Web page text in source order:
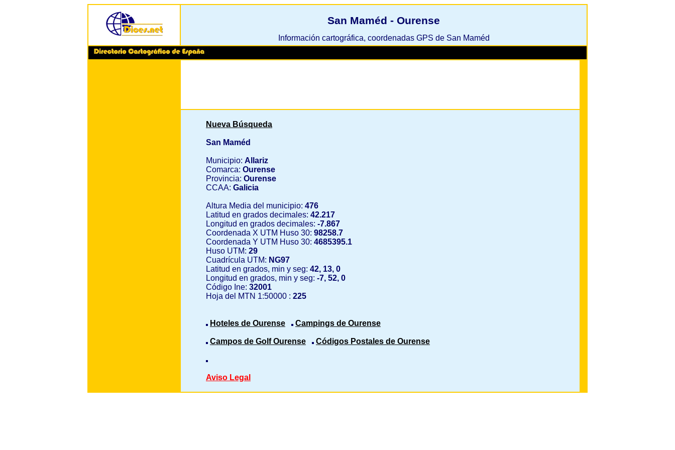
San Maméd - Ourense
Información cartográfica, coordenadas GPS de San Maméd
Nueva Búsqueda
San Maméd
Municipio: Allariz
Comarca: Ourense
Provincia: Ourense
CCAA: Galicia
Altura Media del municipio: 476
Latitud en grados decimales: 42.217
Longitud en grados decimales: -7.867
Coordenada X UTM Huso 30: 98258.7
Coordenada Y UTM Huso 30: 4685395.1
Huso UTM: 29
Cuadrícula UTM: NG97
Latitud en grados, min y seg: 42, 13, 0
Longitud en grados, min y seg: -7, 52, 0
Código Ine: 32001
Hoja del MTN 1:50000 : 225
Hoteles de Ourense Campings de Ourense
Campos de Golf Ourense Códigos Postales de Ourense
Aviso Legal